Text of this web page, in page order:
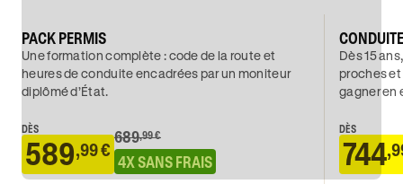
PACK PERMIS
Une formation complète : code de la route et
heures de conduite encadrées par un moniteur
diplômé d’État.
DÈS
589,99 €
689,99 €
4X SANS FRAIS
Dès 15
proches et
gagner en
DÈS
744